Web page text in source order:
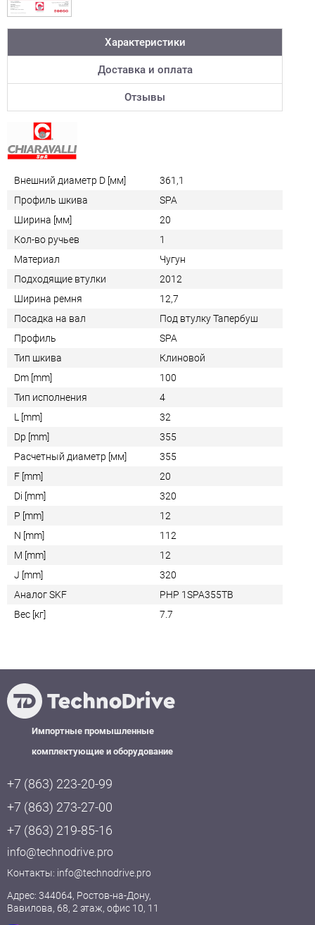
Характеристики
Доставка и оплата
Отзывы
Внешний диаметр D [мм]
361,1
Профиль шкива
SPA
Ширина [мм]
20
Кол-во ручьев
1
Материал
Чугун
Подходящие втулки
2012
Ширина ремня
12,7
Посадка на вал
Под втулку Тапербуш
Профиль
SPA
Тип шкива
Клиновой
Dm [mm]
100
Тип исполнения
4
L [mm]
32
Dp [mm]
355
Расчетный диаметр [мм]
355
F [mm]
20
Di [mm]
320
P [mm]
12
N [mm]
112
M [mm]
12
J [mm]
320
Аналог SKF
PHP 1SPA355TB
Вес [кг]
7.7
Импортные промышленные
комплектующие и оборудование
+7 (863) 223-20-99
+7 (863) 273-27-00
+7 (863) 219-85-16
info@technodrive.pro
Контакты: info@technodrive.pro
Адрес: 344064, Ростов-на-Дону,
Вавилова, 68, 2 этаж, офис 10, 11